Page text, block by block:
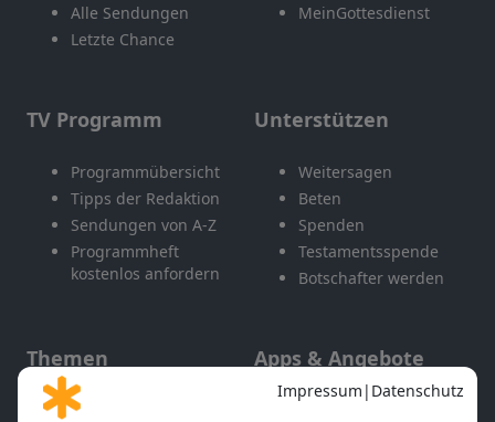
Alle Sendungen
Letzte Chance
MeinGottesdienst
TV Programm
Programmübersicht
Tipps der Redaktion
Sendungen von A-Z
Programmheft
kostenlos anfordern
Unterstützen
Weitersagen
Beten
Spenden
Testamentsspende
Botschafter werden
Themen
Gott und Bibel erklärt
Apps & Angebote